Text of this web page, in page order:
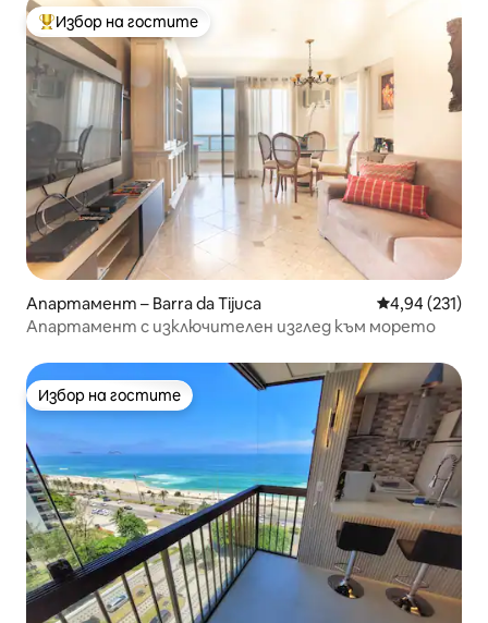
Най-популярен избор на гостите
Избор на гостите
Апартамент – Barra da Tijuca Средна
4,94 (231)
Апартамент с изключителен изглед към морето
Избор на гостите
Избор на гостите